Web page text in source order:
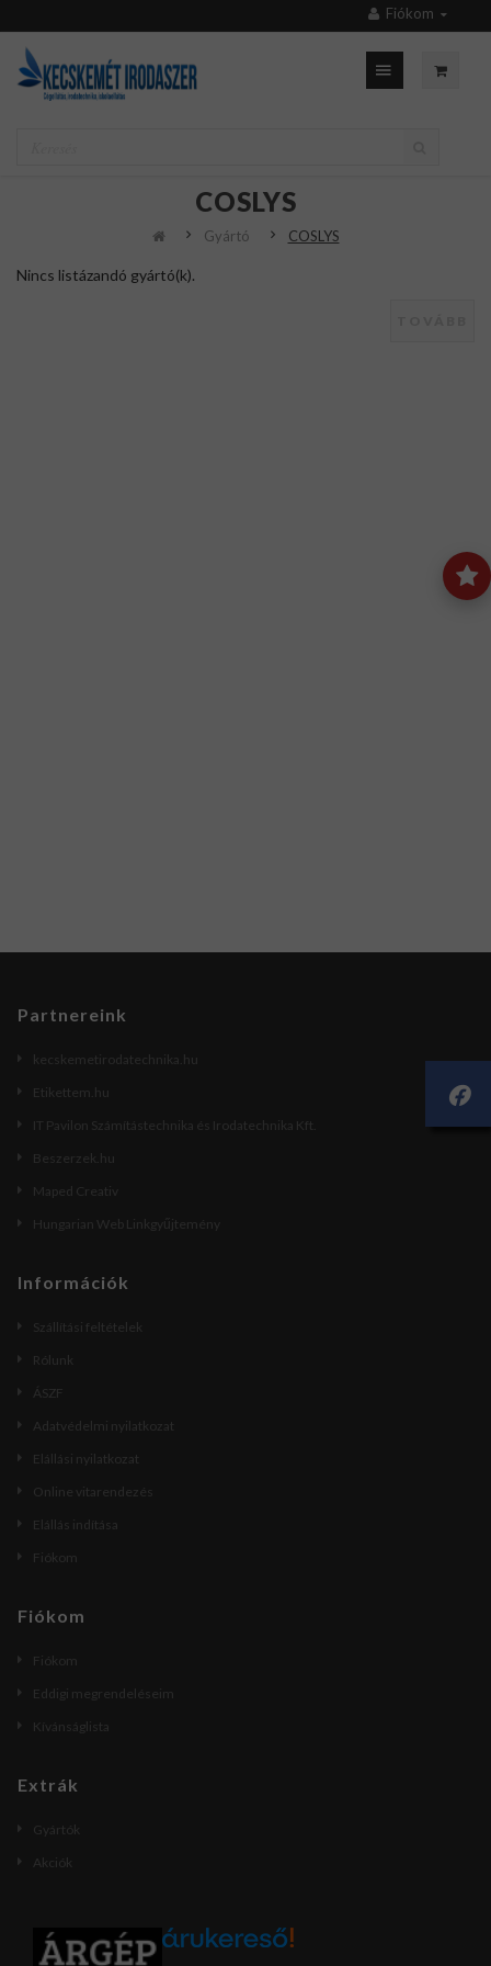
Fiókom
COSLYS
Gyártó COSLYS
Nincs listázandó gyártó(k).
Partnereink
kecskemetirodatechnika.hu
Etikettem.hu
IT Pavilon Számítástechnika és Irodatechnika Kft.
Beszerzek.hu
Maped Creativ
Hungarian Web Linkgyűjtemény
Információk
Szállítási feltételek
Rólunk
ÁSZF
Adatvédelmi nyilatkozat
Elállási nyilatkozat
Online vitarendezés
Elállás indítása
Fiókom
Fiókom
Fiókom
Eddigi megrendeléseim
Kívánságlista
Extrák
Gyártók
Akciók